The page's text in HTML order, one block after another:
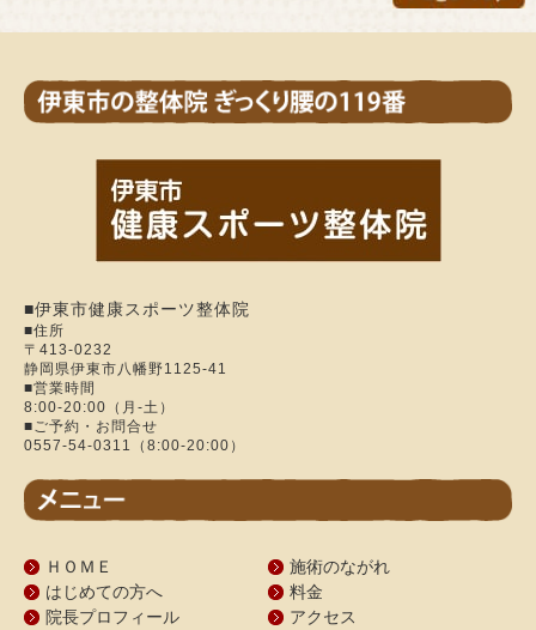
■伊東市健康スポーツ整体院
■住所
〒413-0232
静岡県伊東市八幡野1125-41
■営業時間
8:00-20:00（月-土）
■ご予約・お問合せ
0557-54-0311（8:00-20:00）
ＨＯＭＥ
はじめての方へ
院長プロフィール
施術のながれ
料金
アクセス